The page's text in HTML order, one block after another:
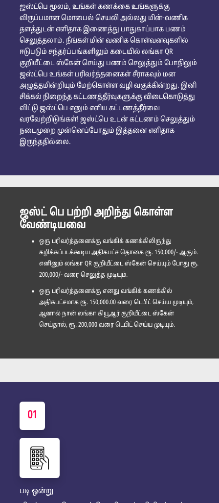
ஜஸ்ட்பெ மூலம், உங்கள் கணக்கை உங்களுக்கு
விருப்பமான மொபைல் செயலி அல்லது மின்-வணிக
தளத்துடன் எளிதாக இணைத்து பாதுகாப்பாக பணம்
செலுத்தலாம். நீங்கள் மின் வணிக கொள்வனவுகளில்
ஈடுபடும் சந்தர்ப்பங்களிலும் கடையில் லங்கா QR
குறியீட்டை ஸ்கேன் செய்து பணம் செலுத்தும் போதிலும்
ஜஸ்ட்பெ உங்கள் பரிவர்த்தனைகள் சீராகவும் மன
அழுத்தமின்றியும் மேற்கொள்ள வழி வகுக்கின்றது. இனி
சிக்கல் நிறைந்த கட்டணத்தீர்வுகளுக்கு விடைகொடுத்து
விட்டு ஜஸ்ட்பெ எனும் எளிய கட்டணத்தீர்வை
வரவேற்றிடுங்கள்! ஜஸ்ட்பெ உடன் கட்டணம் செலுத்தும்
நடைமுறை முன்னெப்போதும் இத்தனை எளிதாக
இருந்ததில்லை.
ஜஸ்ட் பெ பற்றி அறிந்து கொள்ள
வேண்டியவை
ஒரு பரிவர்த்தனைக்கு வங்கிக் கணக்கிலிருந்து
கழிக்கப்படக்கூடிய அதிகபட்ச தொகை ரூ. 150,000/- ஆகும்.
எனினும் லங்கா QR குறியீட்டை ஸ்கேன் செய்யும் போது ரூ.
200,000/- வரை செலுத்த முடியும்.
ஒரு பரிவர்த்தனைக்கு எனது வங்கிக் கணக்கில்
அதிகபட்சமாக ரூ. 150,000.00 வரை டெபிட் செய்ய முடியும்,
ஆனால் நான் லங்கா கியூஆர் குறியீட்டை ஸ்கேன்
செய்தால், ரூ. 200,000 வரை டெபிட் செய்ய முடியும்.
01
படி ஒன்று